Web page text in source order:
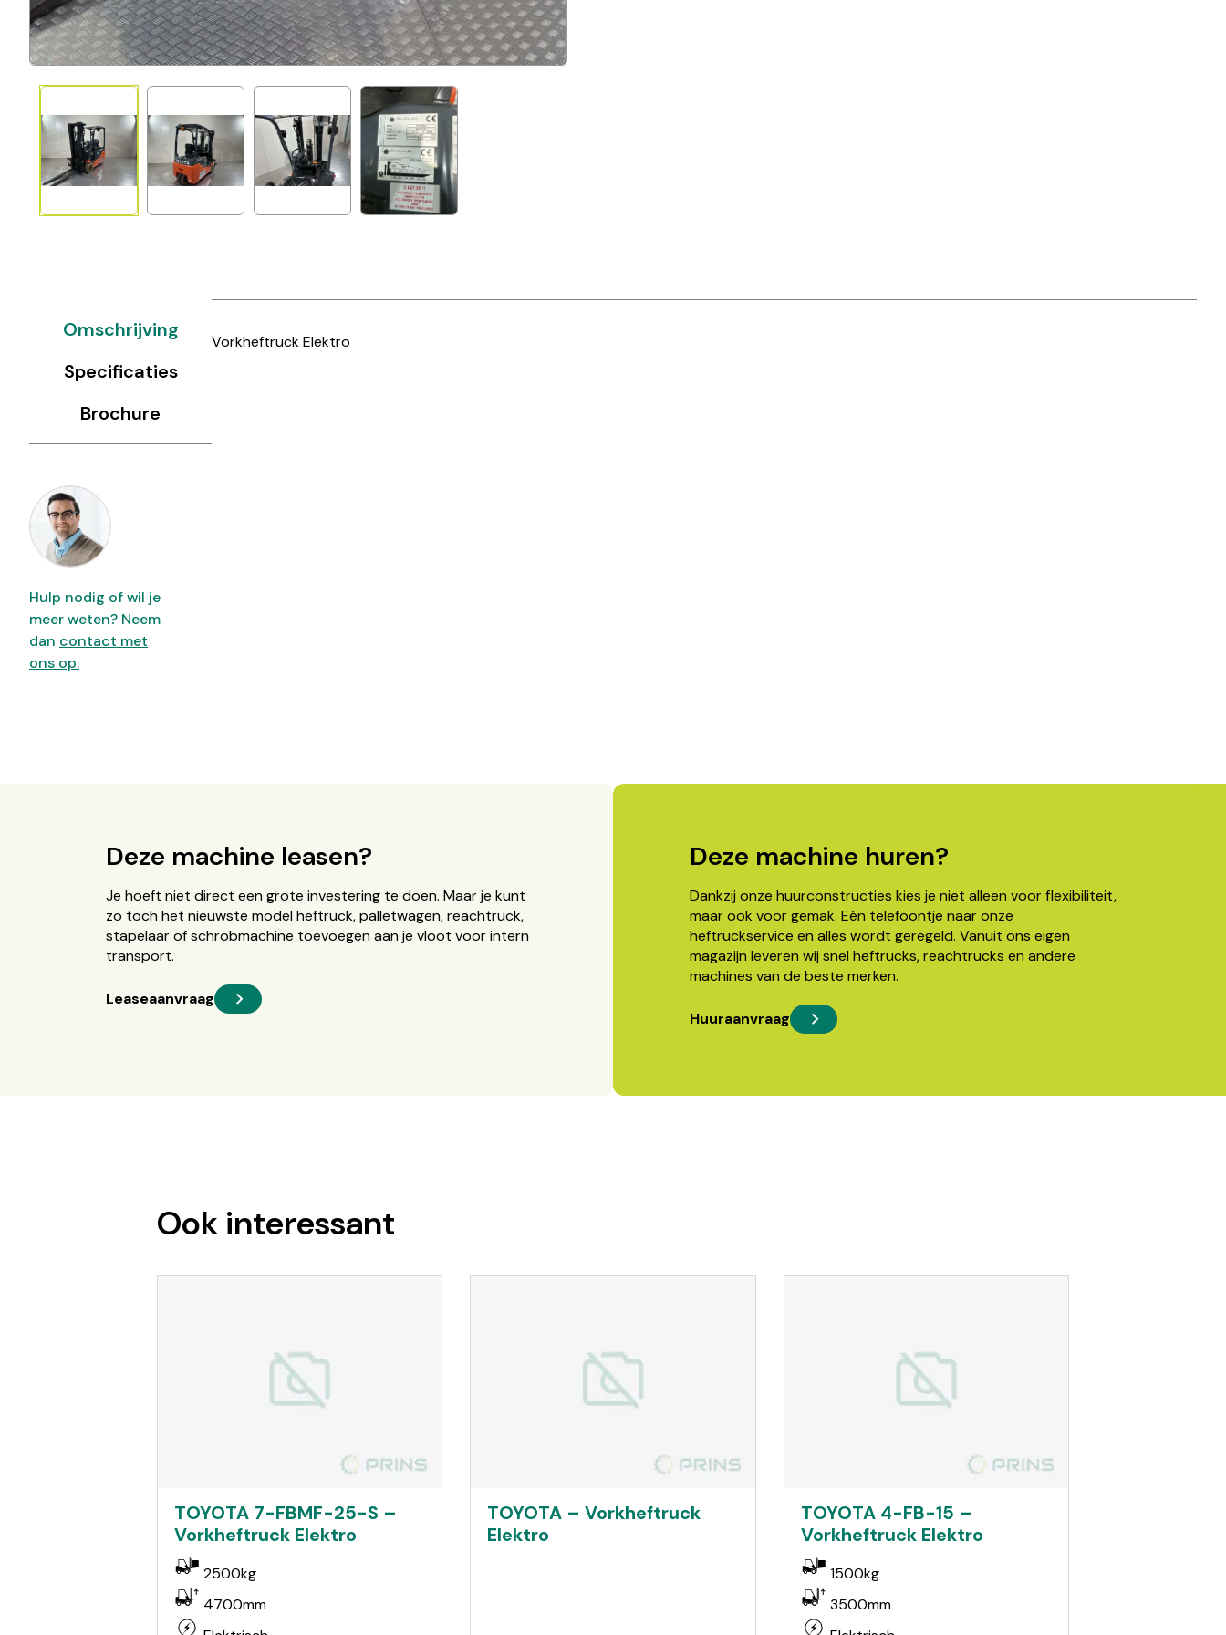
Hulp nodig of wil je
meer weten? Neem
dan contact met
ons op.
Omschrijving
Specificaties
Brochure
Vorkheftruck Elektro
Deze machine leasen?
Je hoeft niet direct een grote investering te doen. Maar je kunt
zo toch het nieuwste model heftruck, palletwagen, reachtruck,
stapelaar of schrobmachine toevoegen aan je vloot voor intern
transport.
Leaseaanvraag
Deze machine huren?
Dankzij onze huurconstructies kies je niet alleen voor flexibiliteit,
maar ook voor gemak. Eén telefoontje naar onze
heftruckservice en alles wordt geregeld. Vanuit ons eigen
magazijn leveren wij snel heftrucks, reachtrucks en andere
machines van de beste merken.
Huuraanvraag
Ook interessant
TOYOTA 7-FBMF-25-S –
Vorkheftruck Elektro
2500kg
4700mm
TOYOTA – Vorkheftruck
Elektro
TOYOTA 4-FB-15 –
Vorkheftruck Elektro
1500kg
3500mm